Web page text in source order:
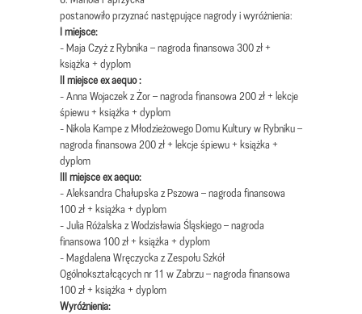
postanowiło przyznać następujące nagrody i wyróżnienia:
I miejsce:
- Maja Czyż z Rybnika – nagroda finansowa 300 zł +
książka + dyplom
II miejsce ex aequo :
- Anna Wojaczek z Żor – nagroda finansowa 200 zł + lekcje
śpiewu + książka + dyplom
- Nikola Kampe z Młodzieżowego Domu Kultury w Rybniku –
nagroda finansowa 200 zł + lekcje śpiewu + książka +
dyplom
III miejsce ex aequo:
- Aleksandra Chałupska z Pszowa – nagroda finansowa
100 zł + książka + dyplom
- Julia Różalska z Wodzisławia Śląskiego – nagroda
finansowa 100 zł + książka + dyplom
- Magdalena Wręczycka z Zespołu Szkół
Ogólnokształcących nr 11 w Zabrzu – nagroda finansowa
100 zł + książka + dyplom
Wyróżnienia: